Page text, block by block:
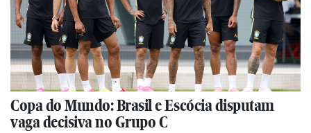
Copa do Mundo: Brasil e Escócia disputam
vaga decisiva no Grupo C